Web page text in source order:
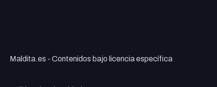
Maldita.es - Contenidos bajo licencia específica